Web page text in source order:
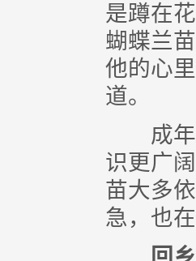
是蹲在
蝴蝶兰
他的心
道。
成年后
识更广
苗大多
急，也